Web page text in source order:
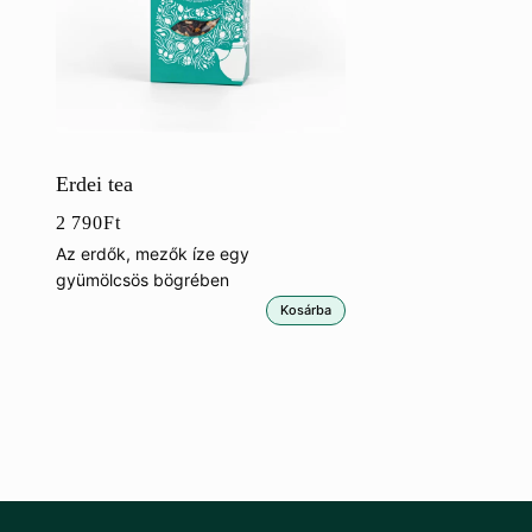
Erdei tea
2 790Ft
Az erdők, mezők íze egy
gyümölcsös bögrében
Kosárba